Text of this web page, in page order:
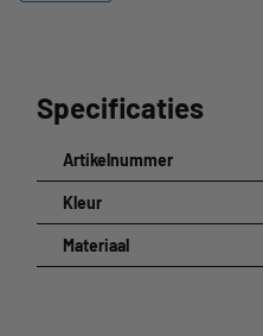
Specificaties
Artikelnummer
Kleur
Materiaal